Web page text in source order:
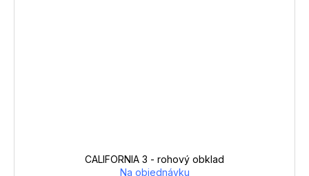
CALIFORNIA 3 - rohový obklad
Na objednávku